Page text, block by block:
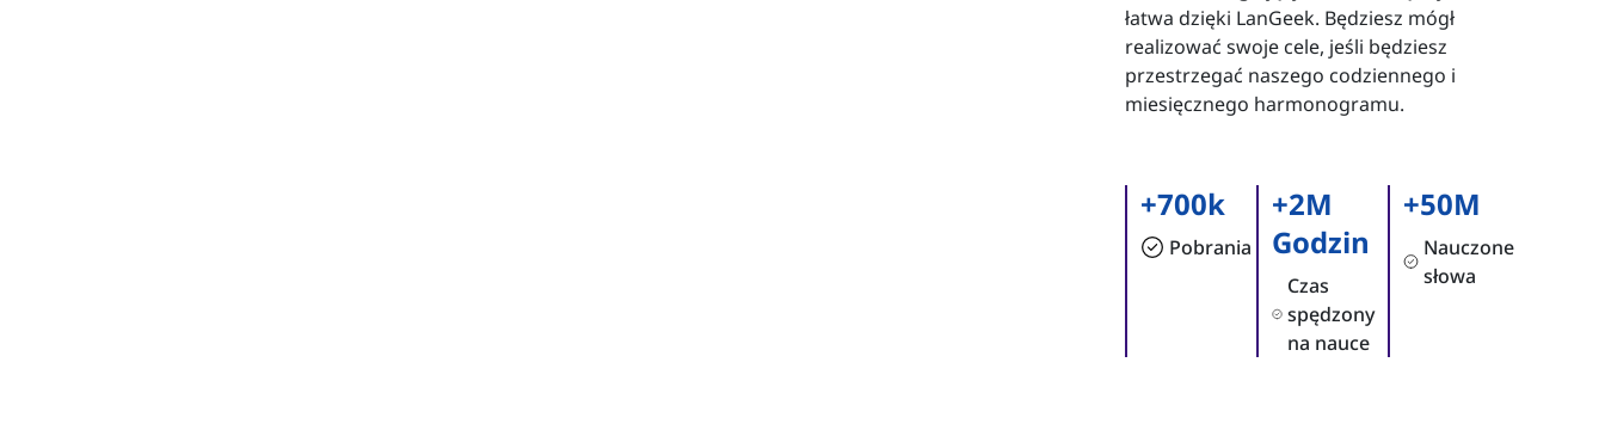
łatwa dzięki LanGeek. Będziesz mógł
realizować swoje cele, jeśli będziesz
przestrzegać naszego codziennego i
miesięcznego harmonogramu.
+700k
Pobrania
+2M
Godzin
Czas
spędzony
na nauce
+50M
Nauczone
słowa